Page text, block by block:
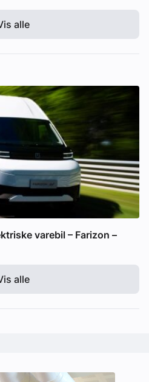
alle
varebil – Farizon –
alle